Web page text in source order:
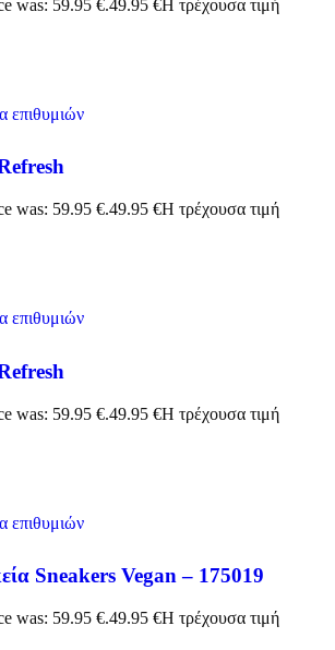
was: 59.95 €.49.95 €Η τρέχουσα τιμή
επιθυμιών
was: 59.95 €.49.95 €Η τρέχουσα τιμή
επιθυμιών
was: 59.95 €.49.95 €Η τρέχουσα τιμή
επιθυμιών
Sneakers Vegan – 175019
was: 59.95 €.49.95 €Η τρέχουσα τιμή